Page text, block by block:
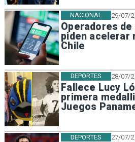
29/07/
Operadores
piden acelerar
Chile
NACIONAL
28/07/
Fallece Lucy
primera
Juegos
DEPORTES
27/07/
DEPORTES